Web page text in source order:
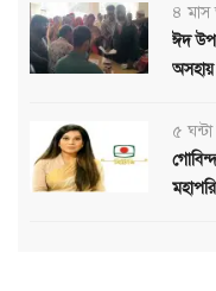
৪
ঈদ
অসহায়
৫